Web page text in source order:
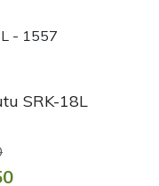
SRK-18L